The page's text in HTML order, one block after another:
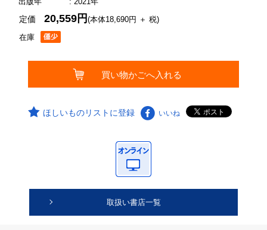
在庫
定価20,559円(本体18,690円 ＋ 税)
ほしいものリストに登録 いいね
取扱い書店一覧